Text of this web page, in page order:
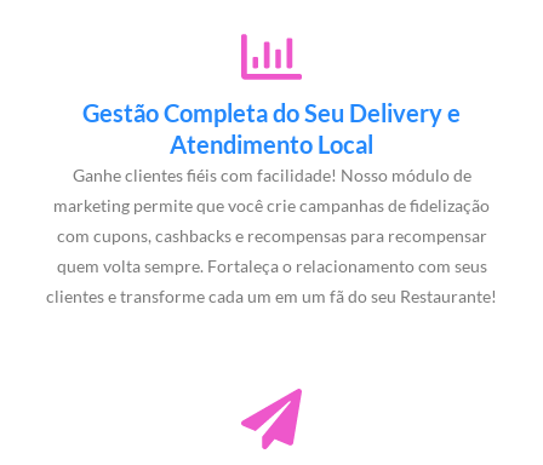
Gestão Completa do Seu Delivery e
Atendimento Local
Ganhe clientes fiéis com facilidade! Nosso módulo de
marketing permite que você crie campanhas de fidelização
com cupons, cashbacks e recompensas para recompensar
quem volta sempre. Fortaleça o relacionamento com seus
clientes e transforme cada um em um fã do seu Restaurante!